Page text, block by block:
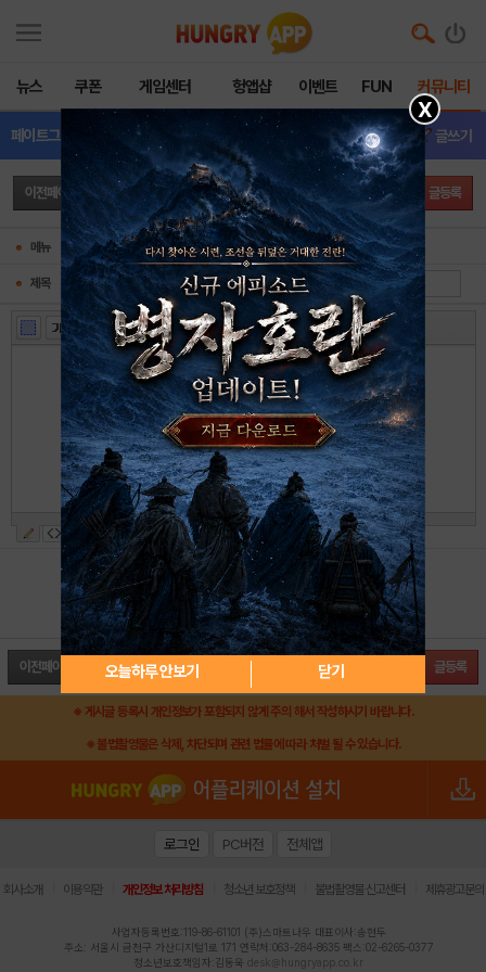
뉴스 쿠폰 게임센터 헝앱샵 이벤트 FUN 커뮤니티
페이트그랜드오더 - 유저 이벤트 글쓰기
이전페이지 글등록
메뉴
제목
※ 숫자를 똑같이 입력해 주세요.
이전페이지 글등록
※ 게시글 등록시 개인정보가 포함되지 않게 주의 해서 작성하시기 바랍니다.
※ 불법촬영물은 삭제, 차단되며 관련 법률에 따라 처벌 될 수 있습니다.
X
오늘하루 안보기 닫기
로그인 PC버전 전체앱
회사소개 이용약관 개인정보 처리방침 청소년 보호정책 불법촬영물 신고센터 제휴광고문의
사업자등록번호:119-86-61101 (주)스마트나우 대표이사:송현두
주소: 서울시 금천구 가산디지털1로 171 연락처:063-284-8635 팩스:02-6265-0377
청소년보호책임자:김동욱 desk@hungryapp.co.kr